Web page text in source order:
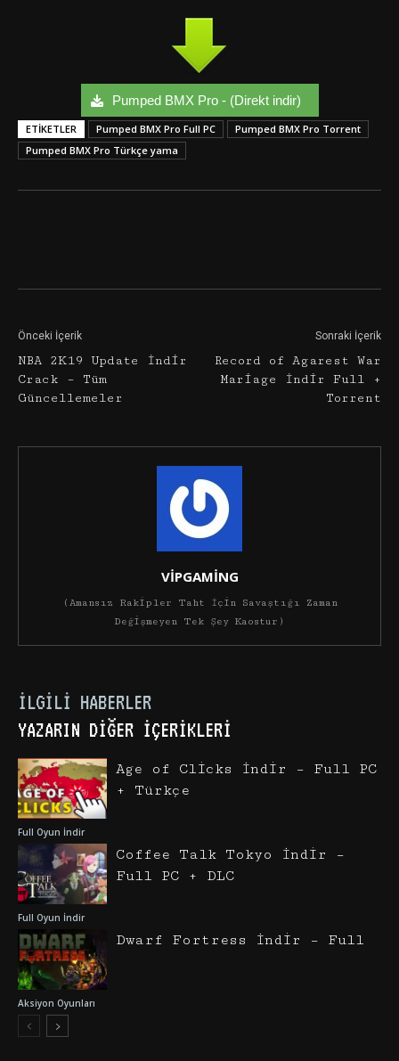
Pumped BMX Pro - (Direkt indir)
ETIKETLER Pumped BMX Pro Full PC
Pumped BMX Pro Torrent
Pumped BMX Pro Türkçe yama
Önceki İçerik
NBA 2K19 Update İndir
Crack – Tüm
Güncellemeler
Sonraki İçerik
Record of Agarest War
Mariage İndir Full +
Torrent
VİPGAMİNG
(Amansız Rakipler Taht İçin Savaştığı Zaman
Değişmeyen Tek Şey Kaostur)
İLGILI HABERLER
YAZARIN DIĞER İÇERIKLERI
Full Oyun İndir
Age of Clicks İndir – Full PC
+ Türkçe
Full Oyun İndir
Coffee Talk Tokyo İndir –
Full PC + DLC
Aksiyon Oyunları
Dwarf Fortress İndir – Full